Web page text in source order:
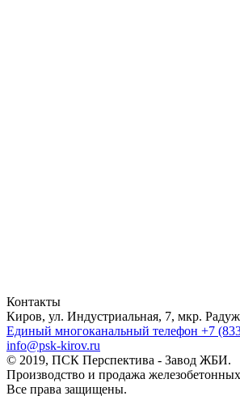
Контакты
Киров, ул. Индустриальная, 7, мкр.
Единый многоканальный телефон +7
info@psk-kirov.ru
© 2019, ПСК Перспектива - Завод ЖБИ.
Производство и продажа
Все права защищены.